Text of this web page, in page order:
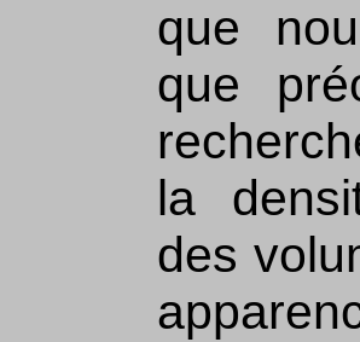
que
que
la
des